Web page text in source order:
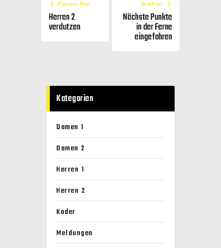
Previous Post
Herren 2
verdutzen
Next Post
Nächste Punkte
in der Ferne
eingefahren
Kategorien
Damen 1
Damen 2
Herren 1
Herren 2
Kader
Meldungen